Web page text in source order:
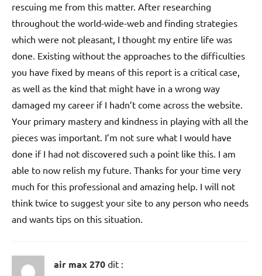
rescuing me from this matter. After researching
throughout the world-wide-web and finding strategies
which were not pleasant, I thought my entire life was
done. Existing without the approaches to the difficulties
you have fixed by means of this report is a critical case,
as well as the kind that might have in a wrong way
damaged my career if I hadn’t come across the website.
Your primary mastery and kindness in playing with all the
pieces was important. I’m not sure what I would have
done if I had not discovered such a point like this. I am
able to now relish my future. Thanks for your time very
much for this professional and amazing help. I will not
think twice to suggest your site to any person who needs
and wants tips on this situation.
air max 270 dit :